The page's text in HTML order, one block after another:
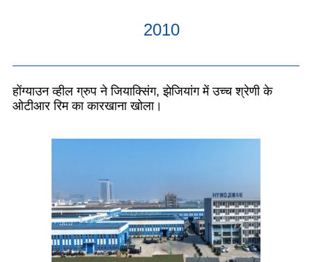
2010
होंग्याउन व्हील ग्रुप ने जियाक्सिंग, झेजियांग में उच्च श्रेणी के
ओटीआर रिम का कारखाना खोला।